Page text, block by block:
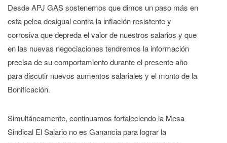
Desde APJ GAS sostenemos que dimos un paso más en
esta pelea desigual contra la inflación resistente y
corrosiva que depreda el valor de nuestros salarios y que
en las nuevas negociaciones tendremos la información
precisa de su comportamiento durante el presente año
para discutir nuevos aumentos salariales y el monto de la
Bonificación.
Simultáneamente, continuamos fortaleciendo la Mesa
Sindical El Salario no es Ganancia para lograr la